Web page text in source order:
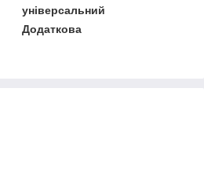
універсальний
Додаткова